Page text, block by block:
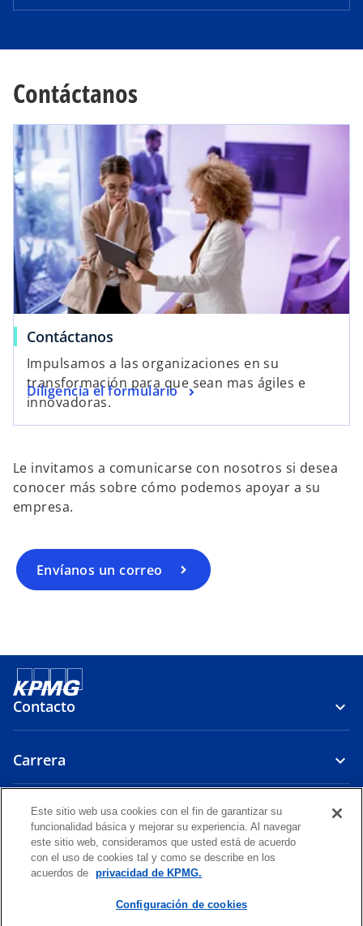
Contáctanos
Contáctanos
Impulsamos a las organizaciones en su
transformación para que sean mas ágiles e
innovadoras.
Diligencia el formulario
Le invitamos a comunicarse con nosotros si desea
conocer más sobre cómo podemos apoyar a su
empresa.
Envíanos un correo
Contacto
Carrera
Políticas
s
e
b
s
e
b
s
e
b
s
e
b
s
Legal
Este sitio web usa cookies con el fin de garantizar su
funcionalidad básica y mejorar su experiencia. Al navegar
este sitio web, consideramos que usted está de acuerdo
con el uso de cookies tal y como se describe en los
acuerdos de
privacidad de KPMG.
Configuración de cookies